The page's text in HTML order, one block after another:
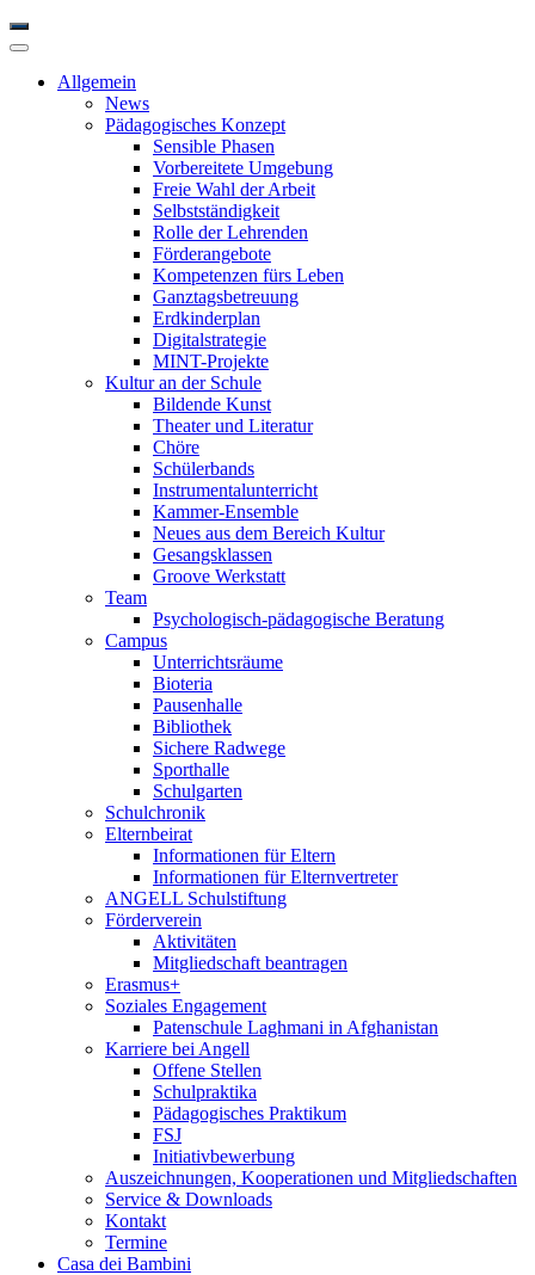
Allgemein
News
Pädagogisches Konzept
Sensible Phasen
Vorbereitete Umgebung
Freie Wahl der Arbeit
Selbstständigkeit
Rolle der Lehrenden
Förderangebote
Kompetenzen fürs Leben
Ganztagsbetreuung
Erdkinderplan
Digitalstrategie
MINT-Projekte
Kultur an der Schule
Bildende Kunst
Theater und Literatur
Chöre
Schülerbands
Instrumentalunterricht
Kammer-Ensemble
Neues aus dem Bereich Kultur
Gesangsklassen
Groove Werkstatt
Team
Psychologisch-pädagogische Beratung
Campus
Unterrichtsräume
Bioteria
Pausenhalle
Bibliothek
Sichere Radwege
Sporthalle
Schulgarten
Schulchronik
Elternbeirat
Informationen für Eltern
Informationen für Elternvertreter
ANGELL Schulstiftung
Förderverein
Aktivitäten
Mitgliedschaft beantragen
Erasmus+
Soziales Engagement
Patenschule Laghmani in Afghanistan
Karriere bei Angell
Offene Stellen
Schulpraktika
Pädagogisches Praktikum
FSJ
Initiativbewerbung
Auszeichnungen, Kooperationen und Mitgliedschaften
Service & Downloads
Kontakt
Termine
Casa dei Bambini